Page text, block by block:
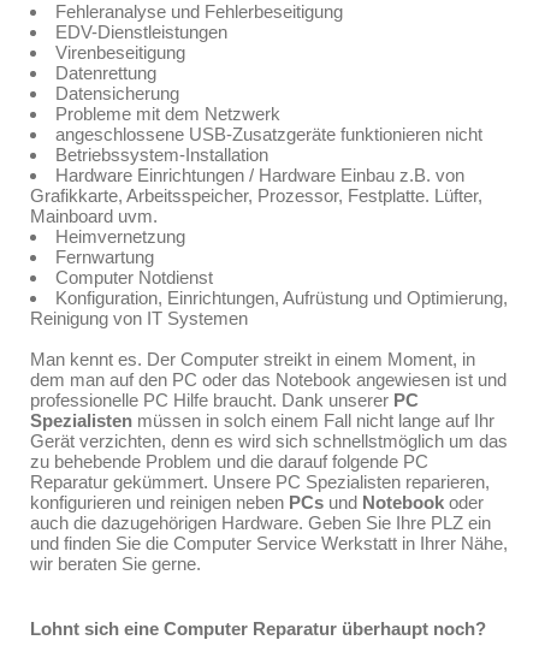
Fehleranalyse und Fehlerbeseitigung
EDV-Dienstleistungen
Virenbeseitigung
Datenrettung
Datensicherung
Probleme mit dem Netzwerk
angeschlossene USB-Zusatzgeräte funktionieren nicht
Betriebssystem-Installation
Hardware Einrichtungen / Hardware Einbau z.B. von
Grafikkarte, Arbeitsspeicher, Prozessor, Festplatte. Lüfter,
Mainboard uvm.
Heimvernetzung
Fernwartung
Computer Notdienst
Konfiguration, Einrichtungen, Aufrüstung und Optimierung,
Reinigung von IT Systemen
Man kennt es. Der Computer streikt in einem Moment, in
dem man auf den PC oder das Notebook angewiesen ist und
professionelle PC Hilfe braucht. Dank unserer PC
Spezialisten müssen in solch einem Fall nicht lange auf Ihr
Gerät verzichten, denn es wird sich schnellstmöglich um das
zu behebende Problem und die darauf folgende PC
Reparatur gekümmert. Unsere PC Spezialisten reparieren,
konfigurieren und reinigen neben PCs und Notebook oder
auch die dazugehörigen Hardware. Geben Sie Ihre PLZ ein
und finden Sie die Computer Service Werkstatt in Ihrer Nähe,
wir beraten Sie gerne.
Lohnt sich eine Computer Reparatur überhaupt noch?